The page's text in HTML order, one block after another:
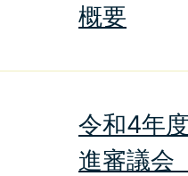
概要
令和4年
進審議会